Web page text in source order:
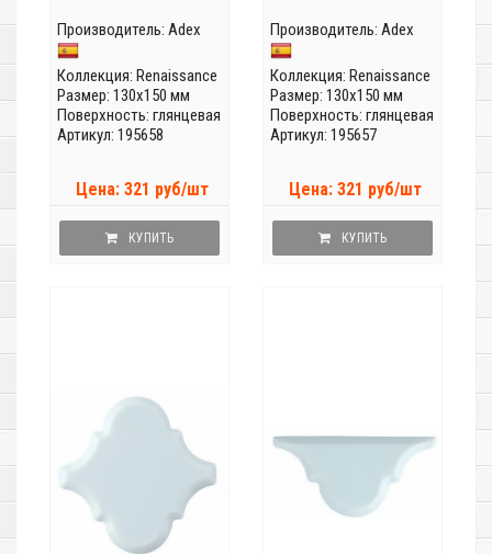
Производитель: Adex
Коллекция: Renaissance
Размер: 130x150 мм
Поверхность: глянцевая
Артикул: 195658
Цена: 321 руб/шт
КУПИТЬ
Производитель: Adex
Коллекция: Renaissance
Размер: 130x150 мм
Поверхность: глянцевая
Артикул: 195657
Цена: 321 руб/шт
КУПИТЬ